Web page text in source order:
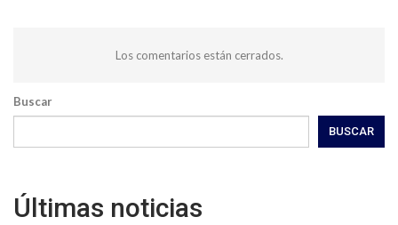
Los comentarios están cerrados.
Buscar
BUSCAR
Últimas noticias